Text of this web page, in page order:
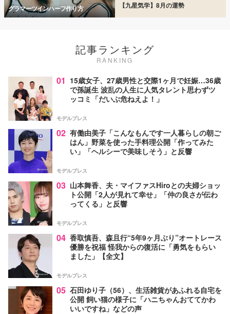
グラマーツインハーフ作り方 【九星気学】8月の運勢
記事ランキング
RANKING
01 15歳女子、27歳男性と交際1ヶ月で妊娠…36歳
で孫誕生 波乱の人生に人気タレント思わずツ
ッコミ「だいぶ危ねえよ！」
モデルプレス
02 有働由美子「こんなもんです一人暮らしの朝ご
はん」野菜を使った手料理公開「作ってみた
い」「ヘルシーで美味しそう」と反響
モデルプレス
03 山本舞香、夫・マイファスHiroとの夫婦ショッ
ト公開「2人が見れて幸せ」「仲の良さが伝わ
ってくる」と反響
モデルプレス
04 香取慎吾、森且行“5年9ヶ月ぶり”オートレース
優勝を祝福 怪我からの復活に「勇気をもらい
ました」【全文】
モデルプレス
05 石田ゆり子（56）、生活雑貨があふれる自宅を
公開 飼い猫の様子に「ハニちゃんおててかわ
いいですね」などの声